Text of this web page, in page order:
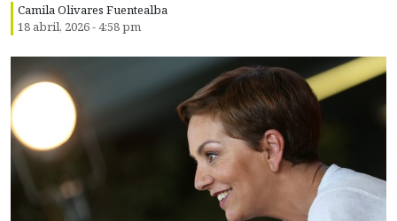
Camila Olivares Fuentealba
18 abril, 2026 - 4:58 pm